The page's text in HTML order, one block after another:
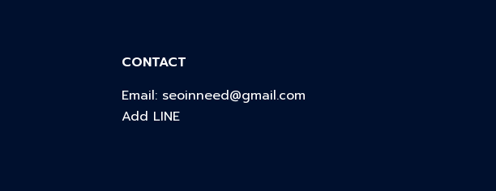
CONTACT
Email: seoinneed@gmail.com
Add LINE